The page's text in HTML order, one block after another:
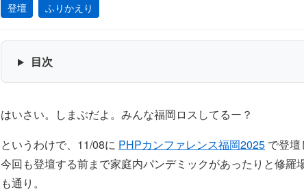
登壇 ふりかえり
目次
はいさい。しまぶだよ。みんな福岡ロスしてるー？
というわけで、11/08に PHPカンファレンス福岡2025 で登壇
今回も登壇する前まで家庭内パンデミックがあったりと修
も通り。